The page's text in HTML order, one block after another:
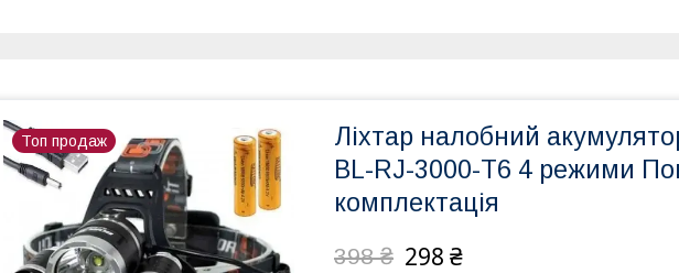
Топ продаж
Ліхтар налобний
BL-RJ-3000-T6 4 режими
комплектація
398 ₴ 298 ₴